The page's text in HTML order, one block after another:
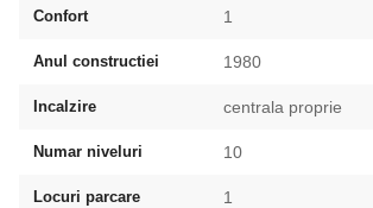
Confort 1
Anul constructiei 1980
Incalzire centrala proprie
Numar niveluri 10
Locuri parcare 1